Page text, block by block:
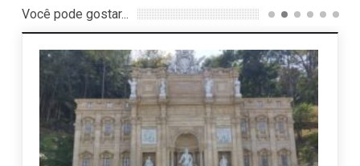
Você pode gostar...